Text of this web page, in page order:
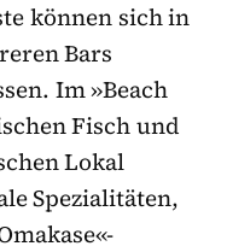
können sich in
Bars
Im »Beach
Fisch und
Lokal
Spezialitäten,